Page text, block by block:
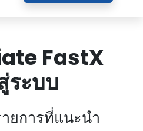
FastX
ระบบ
ยการที่แนะนํา